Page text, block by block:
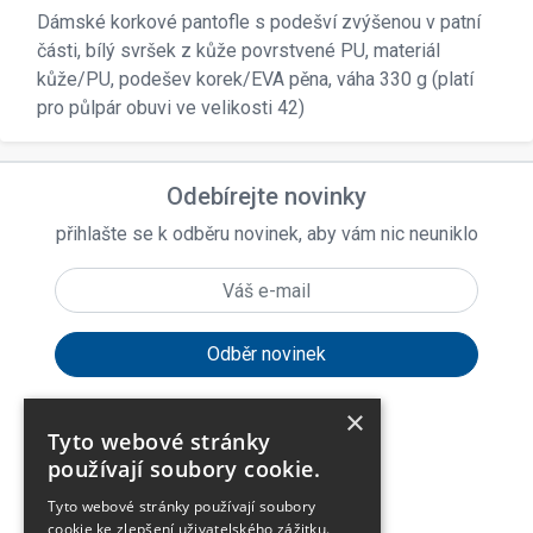
Dámské korkové pantofle s podešví zvýšenou v patní
části, bílý svršek z kůže povrstvené PU, materiál
kůže/PU, podešev korek/EVA pěna, váha 330 g (platí
pro půlpár obuvi ve velikosti 42)
Odebírejte novinky
přihlašte se k odběru novinek, aby vám nic neuniklo
Zákaznické menu expand_more
Praktické odkazy expand_more
×
Tyto webové stránky
používají soubory cookie.
Tyto webové stránky používají soubory
cookie ke zlepšení uživatelského zážitku.